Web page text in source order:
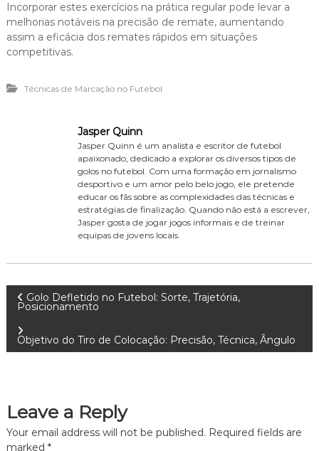
Incorporar estes exercícios na prática regular pode levar a
melhorias notáveis na precisão de remate, aumentando
assim a eficácia dos remates rápidos em situações
competitivas.
Técnicas de Marcação no Futebol
Jasper Quinn
Jasper Quinn é um analista e escritor de futebol
apaixonado, dedicado a explorar os diversos tipos de
golos no futebol. Com uma formação em jornalismo
desportivo e um amor pelo belo jogo, ele pretende
educar os fãs sobre as complexidades das técnicas e
estratégias de finalização. Quando não está a escrever,
Jasper gosta de jogar jogos informais e de treinar
equipas de jovens locais.
P
o
n
Golo Defletido no Futebol: Sorte, Trajetória,
Posicionamento
Objetivo do Tiro de Colocação: Precisão, Técnica, Ângulo
Leave a Reply
Your email address will not be published. Required fields are
marked *